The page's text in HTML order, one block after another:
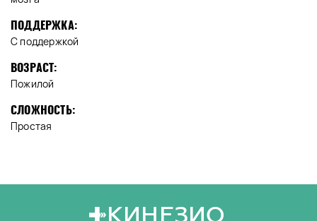
ПОДДЕРЖКА:
С поддержкой
ВОЗРАСТ:
Пожилой
СЛОЖНОСТЬ:
Простая
КИНЕЗИО